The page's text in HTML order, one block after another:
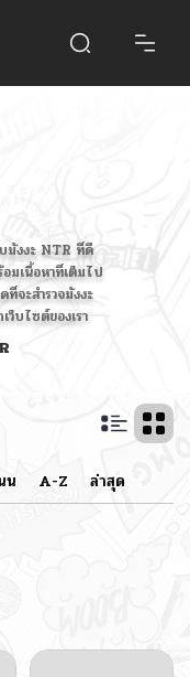
งงะ NTR ที่ดี
มเนื้อหาที่เต็มไป
จะสำรวจมังงะ
บไซต์ของเรา
น A-Z ล่าสุด